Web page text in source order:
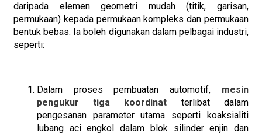
daripada elemen geometri mudah (titik, garisan,
permukaan) kepada permukaan kompleks dan permukaan
bentuk bebas. Ia boleh digunakan dalam pelbagai industri,
seperti:
Dalam proses pembuatan automotif, mesin
pengukur tiga koordinat terlibat dalam
pengesanan parameter utama seperti koaksialiti
lubang aci engkol dalam blok silinder enjin dan